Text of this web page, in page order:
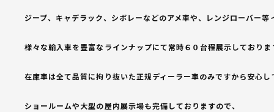
ジープ、キャデラック、シボレーなどのアメ車や、レンジローバー等
様々な輸入車を豊富なラインナップにて常時６０台程展示しておりま
在庫車は全て品質に拘り抜いた正規ディーラー車のみですから安心
ショールームや大型の屋内展示場も完備しておりますので、